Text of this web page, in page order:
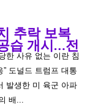
추락 보복
습 개시…전
한 사유 없는 이란 침
도널드 트럼프 대통
발생한 미 육군 아파
배...